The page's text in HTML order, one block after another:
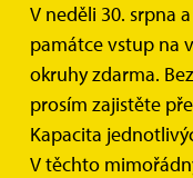
V neděli 30. srpna
památce vstup na
okruhy zdarma.
prosím zajistěte
Kapacita
V těchto
Zámek Milotice
Zámecká